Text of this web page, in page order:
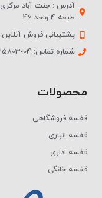
طبقه 4 واحد 46
پشتیبانی فروش آنلاین: 09108113129
شماره تماس: 04-02174435803
محصولات
قفسه فروشگاهی
قفسه انباری
قفسه اداری
قفسه خانگی